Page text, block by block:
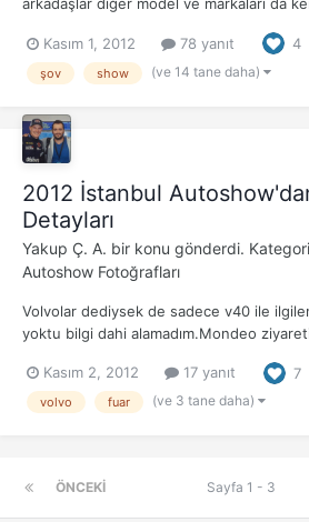
arkadaşlar diğer model ve markaları da
Açıklamasına bakalım Fordshow
teknolojiler (Ford kategolarimizde detaylı
Kasım 1, 2012 78 yanıt 4
şov show (ve 14 tane daha)
2012 İstanbul
Detayları
Yakup Ç. A. bir konu gönderdi.
Autoshow Fotoğrafları
Volvolar dediysek de sadece v40 ile
yoktu bilgi dahi alamadım.Mondeo
Kafama takılan tek şey yolcu koltuğunun
kafanızı vurabiliyor olmanız... Acele et...
Kasım 2, 2012 17 yanıt 7
volvo fuar (ve 3 tane daha)
ÖNCEKI Sayfa 1 - 3